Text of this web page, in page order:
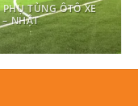
TÙNG ÔTÔ XE
– NHẬT